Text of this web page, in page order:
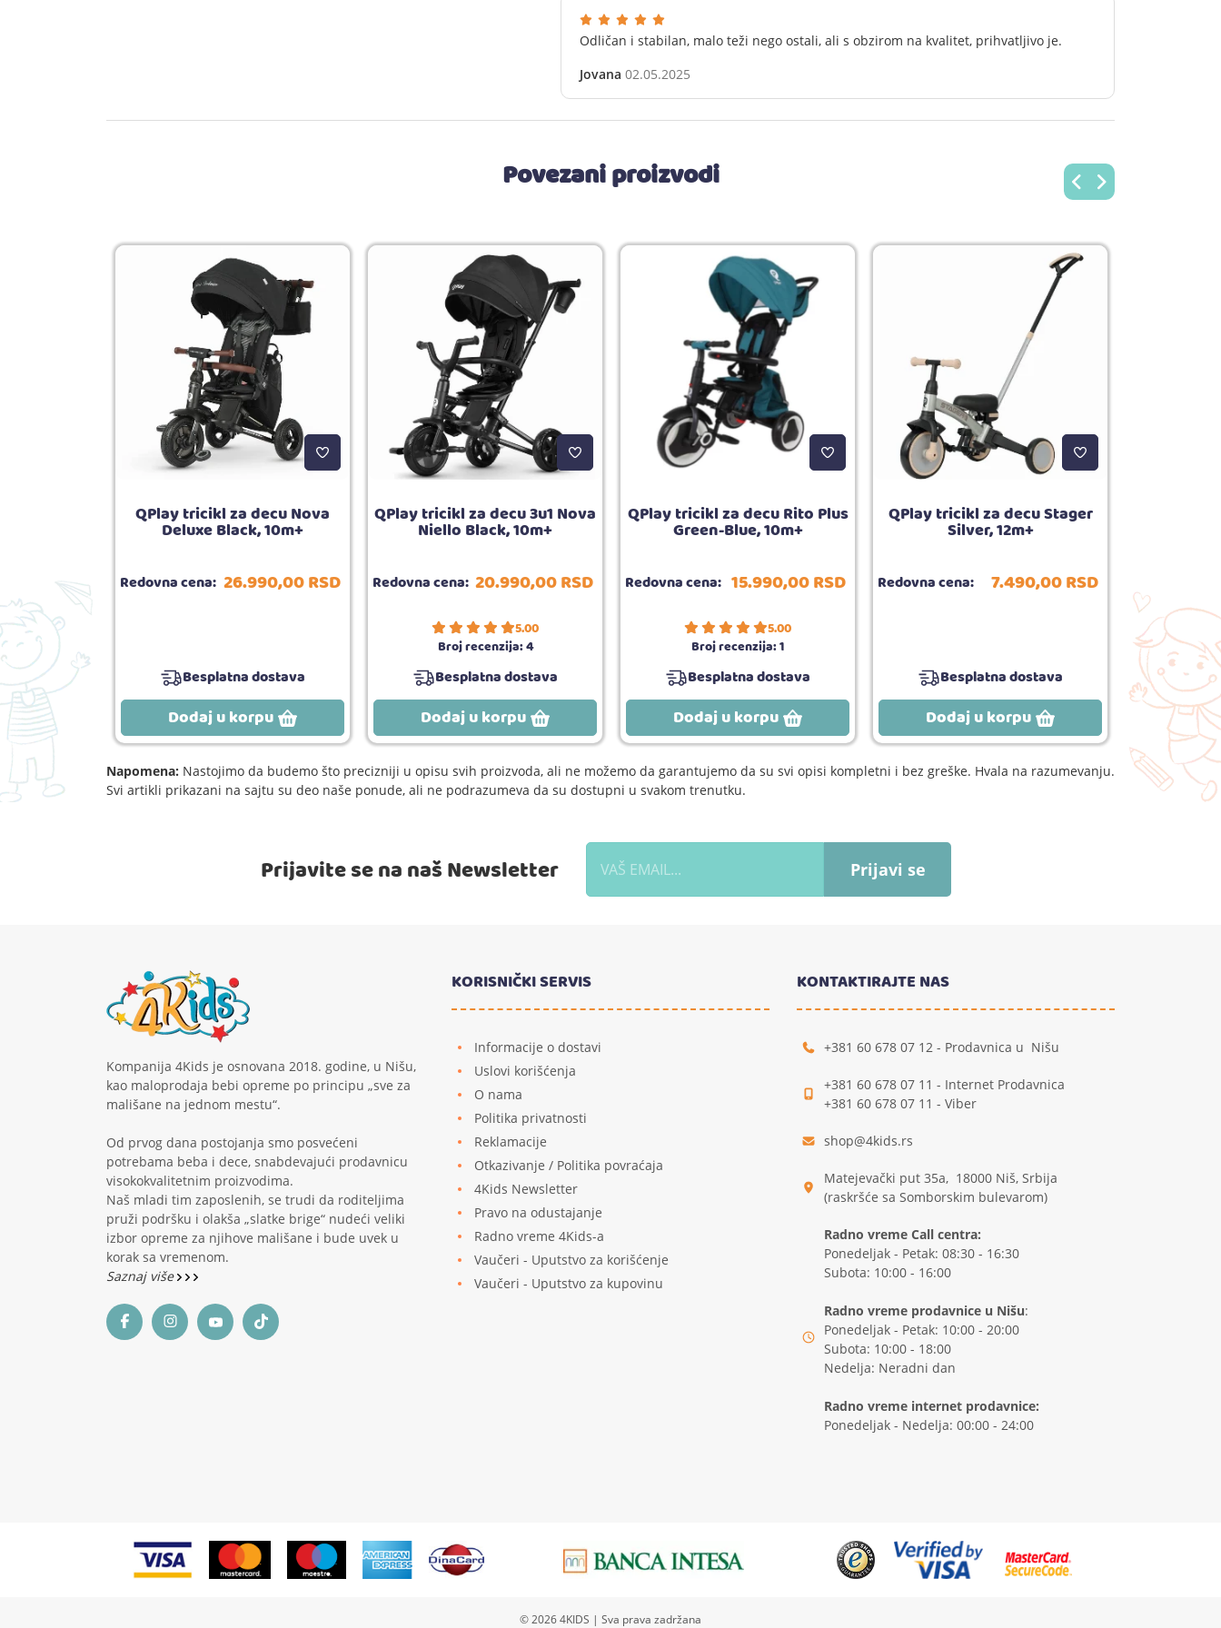
Odličan i stabilan, malo teži nego ostali, ali s obzirom na kvalitet, prihvatljivo je.
Jovana 02.05.2025
Povezani proizvodi
RSD
QPlay tricikl za decu Nova
Deluxe Black, 10m+
Redovna cena: 26.990,00RSD
Besplatna dostava
Dodaj u korpu
QPlay tricikl za decu 3u1 Nova
Niello Black, 10m+
Redovna cena: 20.990,00RSD
5.00
Broj recenzija:4
Besplatna dostava
Dodaj u korpu
QPlay tricikl za decu Rito Plus
Green-Blue, 10m+
Redovna cena: 15.990,00RSD
5.00
Broj recenzija:1
Besplatna dostava
Dodaj u korpu
QPlay tricikl za decu Stager
Silver, 12m+
Redovna cena: 7.490,00RSD
Besplatna dostava
Dodaj u korpu
Napomena: Nastojimo da budemo što precizniji u opisu svih proizvoda, ali ne možemo da garantujemo da su svi opisi kompletni i bez greške. Hvala na razumevanju.
Svi artikli prikazani na sajtu su deo naše ponude, ali ne podrazumeva da su dostupni u svakom trenutku.
Prijavite se na naš Newsletter Prijavi se
Kompanija 4Kids je osnovana 2018. godine, u Nišu,
kao maloprodaja bebi opreme po principu „sve za
mališane na jednom mestu“.
Od prvog dana postojanja smo posvećeni
potrebama beba i dece, snabdevajući prodavnicu
visokokvalitetnim proizvodima.
Naš mladi tim zaposlenih, se trudi da roditeljima
pruži podršku i olakša „slatke brige“ nudeći veliki
izbor opreme za njihove mališane i bude uvek u
korak sa vremenom.
Saznaj više
KORISNIČKI SERVIS
Informacije o dostavi
Uslovi korišćenja
O nama
Politika privatnosti
Reklamacije
Otkazivanje / Politika povraćaja
4Kids Newsletter
Pravo na odustajanje
Radno vreme 4Kids-a
Vaučeri - Uputstvo za korišćenje
Vaučeri - Uputstvo za kupovinu
KONTAKTIRAJTE NAS
+381 60 678 07 12 - Prodavnica u Nišu
+381 60 678 07 11 - Internet Prodavnica
+381 60 678 07 11 - Viber
shop@4kids.rs
Matejevački put 35a, 18000 Niš, Srbija
(raskršće sa Somborskim bulevarom)
Radno vreme Call centra:
Ponedeljak - Petak: 08:30 - 16:30
Subota: 10:00 - 16:00
Radno vreme prodavnice u Nišu:
Ponedeljak - Petak: 10:00 - 20:00
Subota: 10:00 - 18:00
Nedelja: Neradni dan
Radno vreme internet prodavnice:
Ponedeljak - Nedelja: 00:00 - 24:00
© 20264KIDS | Sva prava zadržana